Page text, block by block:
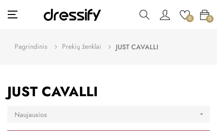
Toggle
navigation
☰ 0 0
Pagrindinis Prekių ženklai JUST CAVALLI
JUST CAVALLI
Naujausios 